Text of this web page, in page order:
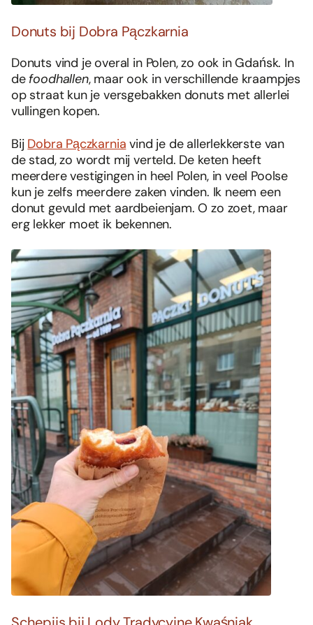
Foodies 08/2026
Tropische smaakexplosies
Abonneren
Donuts bij Dobra Pączkarnia
Donuts vind je overal in Polen, zo ook in Gdańsk. In
de foodhallen, maar ook in verschillende kraampjes
op straat kun je versgebakken donuts met allerlei
vullingen kopen.
Bij Dobra Pączkarnia vind je de allerlekkerste van
de stad, zo wordt mij verteld. De keten heeft
meerdere vestigingen in heel Polen, in veel Poolse
kun je zelfs meerdere zaken vinden. Ik neem een
donut gevuld met aardbeienjam. O zo zoet, maar
erg lekker moet ik bekennen.